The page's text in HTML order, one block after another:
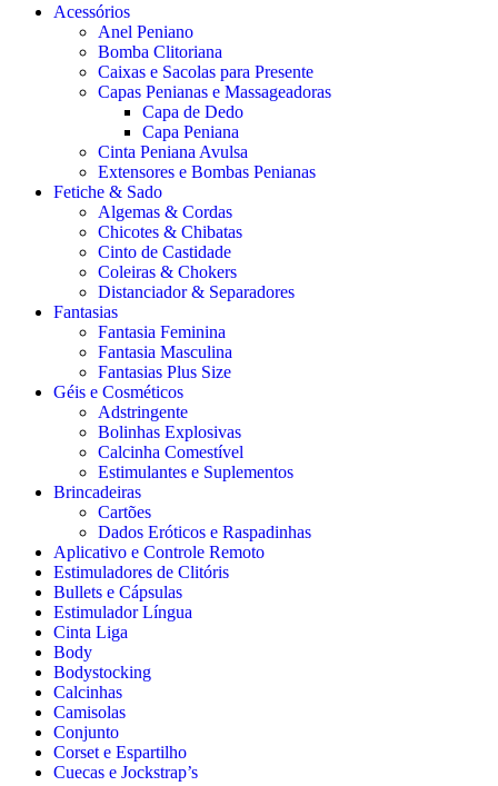
Acessórios
Anel Peniano
Bomba Clitoriana
Caixas e Sacolas para Presente
Capas Penianas e Massageadoras
Capa de Dedo
Capa Peniana
Cinta Peniana Avulsa
Extensores e Bombas Penianas
Fetiche & Sado
Algemas & Cordas
Chicotes & Chibatas
Cinto de Castidade
Coleiras & Chokers
Distanciador & Separadores
Fantasias
Fantasia Feminina
Fantasia Masculina
Fantasias Plus Size
Géis e Cosméticos
Adstringente
Bolinhas Explosivas
Calcinha Comestível
Estimulantes e Suplementos
Brincadeiras
Cartões
Dados Eróticos e Raspadinhas
Aplicativo e Controle Remoto
Estimuladores de Clitóris
Bullets e Cápsulas
Estimulador Língua
Cinta Liga
Body
Bodystocking
Calcinhas
Camisolas
Conjunto
Corset e Espartilho
Cuecas e Jockstrap’s